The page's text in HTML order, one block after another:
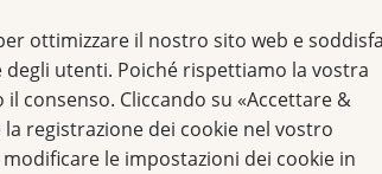
ottimizzare il nostro sito web e
degli utenti. Poiché rispettiamo la vostra
il consenso. Cliccando su «Accettare &
registrazione dei cookie nel vostro
le impostazioni dei cookie in
con ampie informazioni sul tema
informativi animati. Le rubriche «Il
siamo» offrono agli interessati un